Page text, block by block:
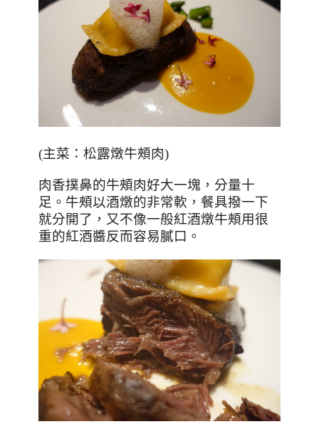
(主菜：松露燉牛頰肉)
肉香撲鼻的牛頰肉好大一塊，分量十
足。牛頰以酒燉的非常軟，餐具撥一下
就分開了，又不像一般紅酒燉牛頰用很
重的紅酒醬反而容易膩口。